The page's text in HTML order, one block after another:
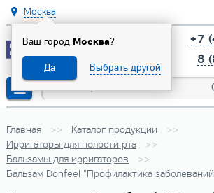
Москва
Ваш город Москва?
Да Выбрать другой
+7
8
Главная
Каталог продукции
Ирригаторы для полости рта
Бальзамы для ирригаторов
Бальзам Donfeel "Профилактика